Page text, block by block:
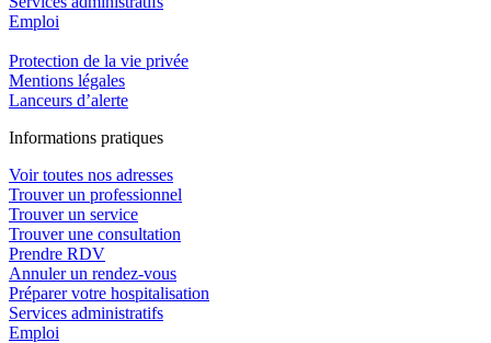
Emploi​
Protection de la vie privée
Mentions légales
Lanceurs d’alerte
Informations pratiques
Voir toutes nos adresses
Trouver un professionnel
Trouver un service
Trouver une consultation
Prendre RDV
Annuler un rendez-vous
Préparer votre hospitalisation
Services administratifs
Emploi​